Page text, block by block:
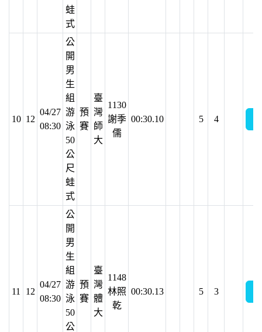
蛙
式
10 12
04/27
08:30
公
開
男
生
組
游
泳
50
公
尺
蛙
式
預
賽
臺
灣
師
大
1130
謝季
儒
00:30.10 5 4
11 12
04/27
08:30
公
開
男
生
組
游
泳
50
公
預
賽
臺
灣
體
大
1148
林照
乾
00:30.13 5 3